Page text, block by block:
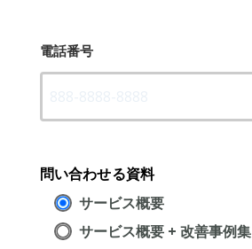
電話番号
問い合わせる資料
サービス概要
サービス概要 + 改善事例集